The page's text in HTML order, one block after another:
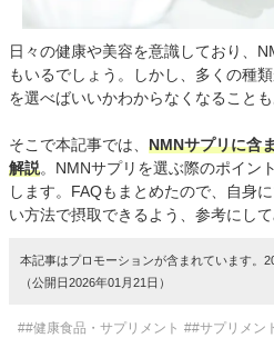
日々の健康や美容を意識しており、
もいるでしょう。しかし、多くの種
を選べばいいかわからなくなることも
そこで本記事では、 NMNサプリに含
解説。NMNサプリを選ぶ際のポイン
します。FAQもまとめたので、自身
い方法で摂取できるよう、参考にして
本記事はプロモーションが含まれています。
（公開日2026年01月21日）
##健康食品・サプリメント ##サプリメン